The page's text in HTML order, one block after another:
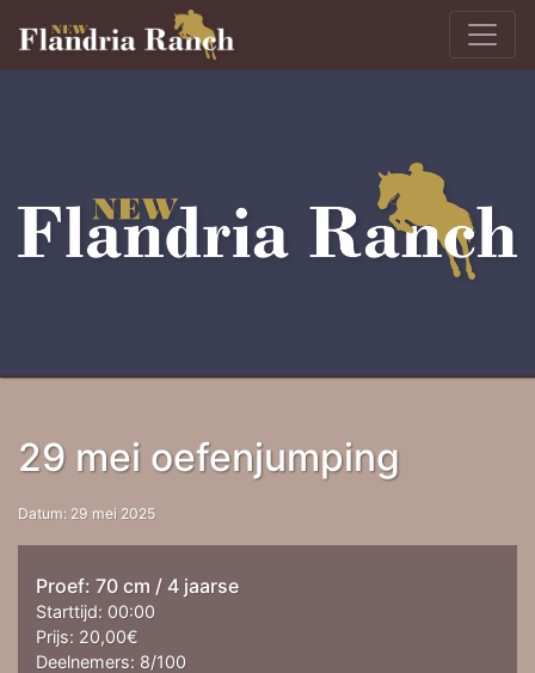
29 mei oefenjumping
Datum: 29 mei 2025
Proef: 70 cm / 4 jaarse
Starttijd: 00:00
Prijs: 20,00€
Deelnemers: 8/100